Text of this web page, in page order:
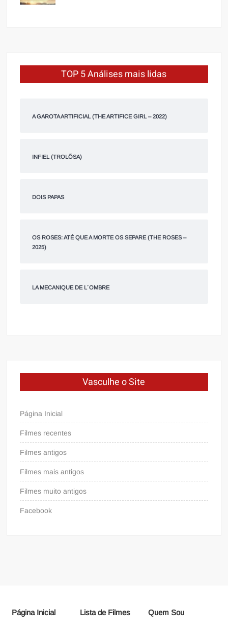
TOP 5 Análises mais lidas
A GAROTA ARTIFICIAL (THE ARTIFICE GIRL – 2022)
INFIEL (TROLÕSA)
DOIS PAPAS
OS ROSES: ATÉ QUE A MORTE OS SEPARE (THE ROSES –
2025)
LA MECANIQUE DE L´OMBRE
Vasculhe o Site
Página Inicial
Filmes recentes
Filmes antigos
Filmes mais antigos
Filmes muito antigos
Facebook
Página Inicial Lista de Filmes Quem Sou